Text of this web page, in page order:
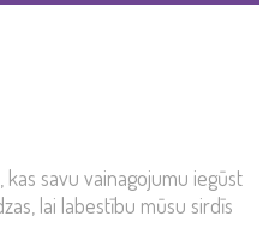
savu vainagojumu iegūst
lai labestību mūsu sirdīs